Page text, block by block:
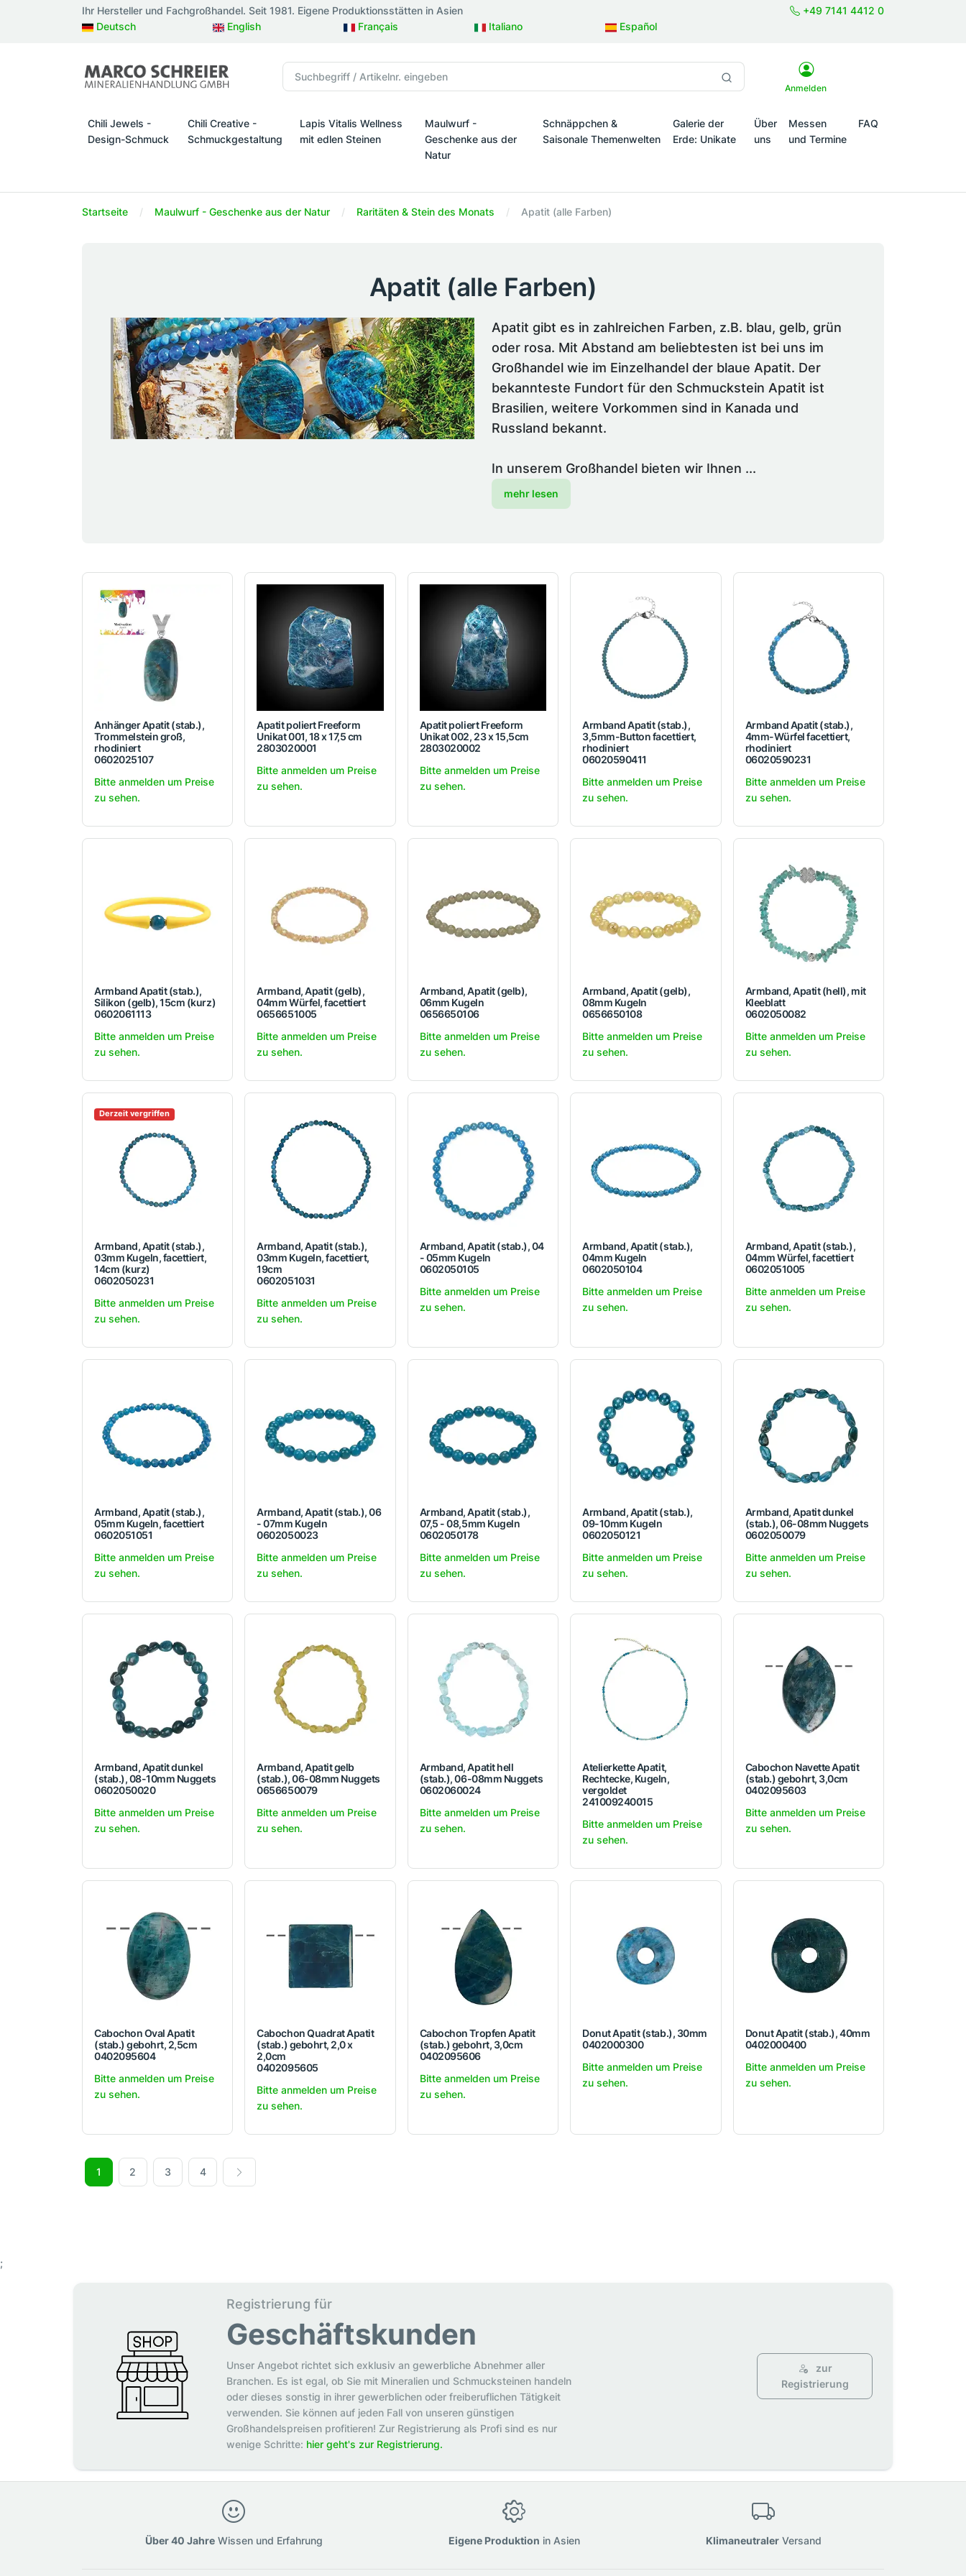
Ihr Hersteller und Fachgroßhandel. Seit 1981. Eigene Produktionsstätten in Asien
+49 7141 4412 0
Deutsch
English Français Italiano Español
Anmelden
Chili Jewels -
Design-Schmuck
Chili Creative -
Schmuckgestaltung
Lapis Vitalis Wellness
mit edlen Steinen
Maulwurf -
Geschenke aus der
Natur
Schnäppchen &
Saisonale Themenwelten
Galerie der
Erde: Unikate
Über
uns
Messen
und Termine
FAQ
Startseite Maulwurf - Geschenke aus der Natur Raritäten & Stein des Monats Apatit (alle Farben)
Apatit (alle Farben)
Apatit gibt es in zahlreichen Farben, z.B. blau, gelb, grün
oder rosa. Mit Abstand am beliebtesten ist bei uns im
Großhandel wie im Einzelhandel der blaue Apatit. Der
bekannteste Fundort für den Schmuckstein Apatit ist
Brasilien, weitere Vorkommen sind in Kanada und
Russland bekannt.
In unserem Großhandel bieten wir Ihnen ...
mehr lesen
Anhänger Apatit (stab.),
Trommelstein groß,
rhodiniert
0602025107
Bitte anmelden um Preise
zu sehen.
Apatit poliert Freeform
Unikat 001, 18 x 17,5 cm
2803020001
Bitte anmelden um Preise
zu sehen.
Apatit poliert Freeform
Unikat 002, 23 x 15,5cm
2803020002
Bitte anmelden um Preise
zu sehen.
Armband Apatit (stab.),
3,5mm-Button facettiert,
rhodiniert
06020590411
Bitte anmelden um Preise
zu sehen.
Armband Apatit (stab.),
4mm-Würfel facettiert,
rhodiniert
06020590231
Bitte anmelden um Preise
zu sehen.
Armband Apatit (stab.),
Silikon (gelb), 15cm (kurz)
0602061113
Bitte anmelden um Preise
zu sehen.
Armband, Apatit (gelb),
04mm Würfel, facettiert
0656651005
Bitte anmelden um Preise
zu sehen.
Armband, Apatit (gelb),
06mm Kugeln
0656650106
Bitte anmelden um Preise
zu sehen.
Armband, Apatit (gelb),
08mm Kugeln
0656650108
Bitte anmelden um Preise
zu sehen.
Armband, Apatit (hell), mit
Kleeblatt
0602050082
Bitte anmelden um Preise
zu sehen.
Derzeit vergriffen
Armband, Apatit (stab.),
03mm Kugeln, facettiert,
14cm (kurz)
0602050231
Bitte anmelden um Preise
zu sehen.
Armband, Apatit (stab.),
03mm Kugeln, facettiert,
19cm
0602051031
Bitte anmelden um Preise
zu sehen.
Armband, Apatit (stab.), 04
- 05mm Kugeln
0602050105
Bitte anmelden um Preise
zu sehen.
Armband, Apatit (stab.),
04mm Kugeln
0602050104
Bitte anmelden um Preise
zu sehen.
Armband, Apatit (stab.),
04mm Würfel, facettiert
0602051005
Bitte anmelden um Preise
zu sehen.
Armband, Apatit (stab.),
05mm Kugeln, facettiert
0602051051
Bitte anmelden um Preise
zu sehen.
Armband, Apatit (stab.), 06
- 07mm Kugeln
0602050023
Bitte anmelden um Preise
zu sehen.
Armband, Apatit (stab.),
07,5 - 08,5mm Kugeln
0602050178
Bitte anmelden um Preise
zu sehen.
Armband, Apatit (stab.),
09-10mm Kugeln
0602050121
Bitte anmelden um Preise
zu sehen.
Armband, Apatit dunkel
(stab.), 06-08mm Nuggets
0602050079
Bitte anmelden um Preise
zu sehen.
Armband, Apatit dunkel
(stab.), 08-10mm Nuggets
0602050020
Bitte anmelden um Preise
zu sehen.
Armband, Apatit gelb
(stab.), 06-08mm Nuggets
0656650079
Bitte anmelden um Preise
zu sehen.
Armband, Apatit hell
(stab.), 06-08mm Nuggets
0602060024
Bitte anmelden um Preise
zu sehen.
Atelierkette Apatit,
Rechtecke, Kugeln,
vergoldet
241009240015
Bitte anmelden um Preise
zu sehen.
Cabochon Navette Apatit
(stab.) gebohrt, 3,0cm
0402095603
Bitte anmelden um Preise
zu sehen.
Cabochon Oval Apatit
(stab.) gebohrt, 2,5cm
0402095604
Bitte anmelden um Preise
zu sehen.
Cabochon Quadrat Apatit
(stab.) gebohrt, 2,0 x
2,0cm
0402095605
Bitte anmelden um Preise
zu sehen.
Cabochon Tropfen Apatit
(stab.) gebohrt, 3,0cm
0402095606
Bitte anmelden um Preise
zu sehen.
Donut Apatit (stab.), 30mm
0402000300
Bitte anmelden um Preise
zu sehen.
Donut Apatit (stab.), 40mm
0402000400
Bitte anmelden um Preise
zu sehen.
1 2 3 4
;
Registrierung für
Geschäftskunden
Unser Angebot richtet sich exklusiv an gewerbliche Abnehmer aller
Branchen. Es ist egal, ob Sie mit Mineralien und Schmucksteinen handeln
oder dieses sonstig in ihrer gewerblichen oder freiberuflichen Tätigkeit
verwenden. Sie können auf jeden Fall von unseren günstigen
Großhandelspreisen profitieren! Zur Registrierung als Profi sind es nur
wenige Schritte: hier geht's zur Registrierung.
zur
Registrierung
Über 40 JahreWissen und Erfahrung Eigene Produktion in Asien KlimaneutralerVersand